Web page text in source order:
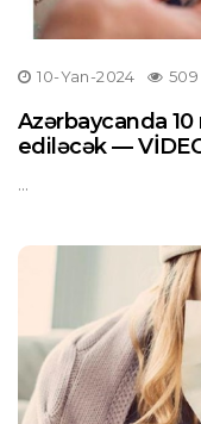
10-Yan-2024 509
Azərbaycanda
ediləcək —
...